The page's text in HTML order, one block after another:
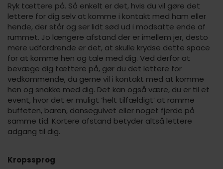
Ryk tættere på. Så enkelt er det, hvis du vil gøre det
lettere for dig selv at komme i kontakt med ham eller
hende, der står og ser lidt sød ud i modsatte ende af
rummet. Jo længere afstand der er imellem jer, desto
mere udfordrende er det, at skulle krydse dette space
for at komme hen og tale med dig. Ved derfor at
bevæge dig tættere på, gør du det lettere for
vedkommende, du gerne vil i kontakt med at komme
hen og snakke med dig. Det kan også være, du er til et
event, hvor det er muligt ‘helt tilfældigt’ at ramme
buffeten, baren, dansegulvet eller noget fjerde på
samme tid. Kortere afstand betyder altså lettere
adgang til dig.
Kropssprog